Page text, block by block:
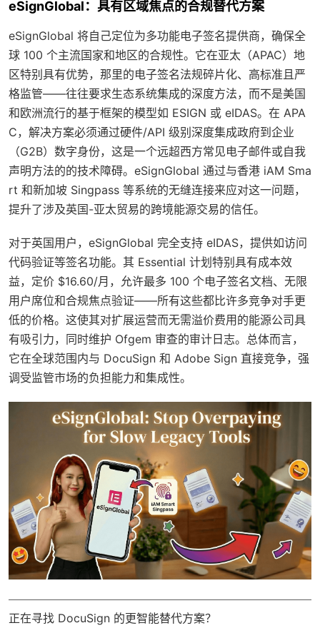
eSignGlobal：具有区域焦点的合规替代方案
eSignGlobal 将自己定位为多功能电子签名提供商，确保全
球 100 个主流国家和地区的合规性。它在亚太（APAC）地
区特别具有优势，那里的电子签名法规碎片化、高标准且严
格监管——往往要求生态系统集成的深度方法，而不是美国
和欧洲流行的基于框架的模型如 ESIGN 或 eIDAS。在 APA
C，解决方案必须通过硬件/API 级别深度集成政府到企业
（G2B）数字身份，这是一个远超西方常见电子邮件或自我
声明方法的的技术障碍。eSignGlobal 通过与香港 iAM Sma
rt 和新加坡 Singpass 等系统的无缝连接来应对这一问题，
提升了涉及英国-亚太贸易的跨境能源交易的信任。
对于英国用户，eSignGlobal 完全支持 eIDAS，提供如访问
代码验证等签名功能。其 Essential 计划特别具有成本效
益，定价 $16.60/月，允许最多 100 个电子签名文档、无限
用户席位和合规焦点验证——所有这些都比许多竞争对手更
低的价格。这使其对扩展运营而无需溢价费用的能源公司具
有吸引力，同时维护 Ofgem 审查的审计日志。总体而言，
它在全球范围内与 DocuSign 和 Adobe Sign 直接竞争，强
调受监管市场的负担能力和集成性。
正在寻找 DocuSign 的更智能替代方案？